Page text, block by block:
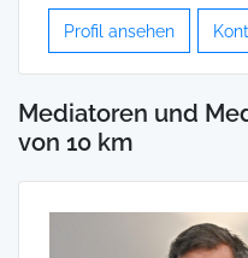
Profil ansehen
Mediatoren und
von 10 km